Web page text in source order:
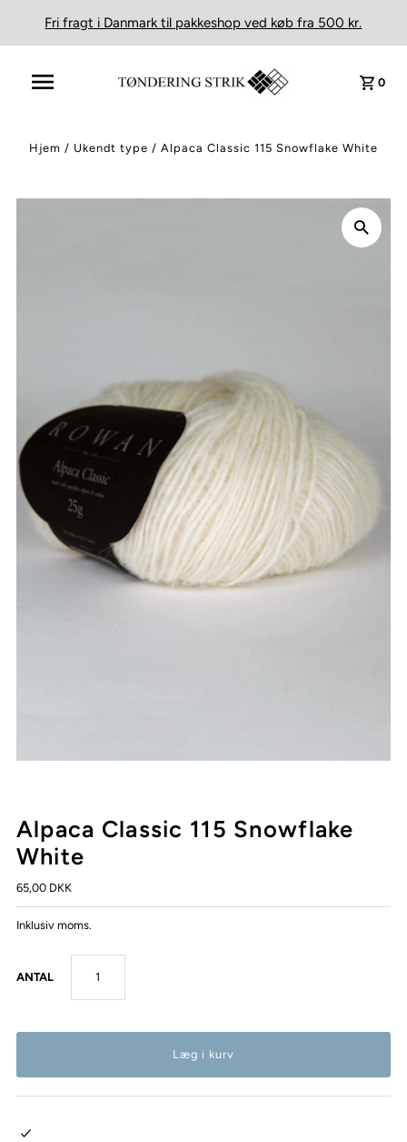
Fri fragt i Danmark til pakkeshop ved køb fra 500 kr.
0
Hjem / Ukendt type / Alpaca Classic 115 Snowflake White
Alpaca Classic 115 Snowflake
White
65,00 DKK
Inklusiv moms.
ANTAL